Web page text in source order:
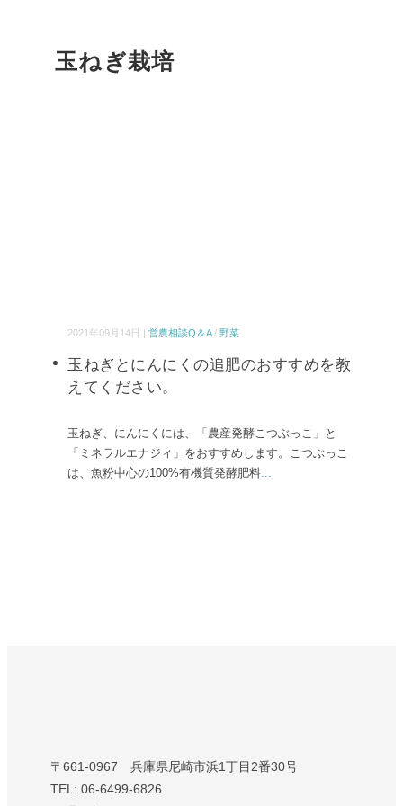
玉ねぎ栽培
2021年09月14日 | 営農相談Q＆A/ 野菜
玉ねぎとにんにくの追肥のおすすめを教
えてください。
玉ねぎ、にんにくには、「農産発酵こつぶっこ」と
「ミネラルエナジィ」をおすすめします。こつぶっこ
は、魚粉中心の100%有機質発酵肥料...
〒661-0967 兵庫県尼崎市浜1丁目2番30号
TEL: 06-6499-6826